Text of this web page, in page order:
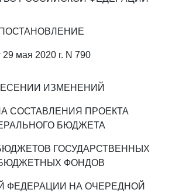
ПОСТАНОВЛЕНИЕ
29 мая 2020 г. N 790
ИЗМЕНЕНИЙ
СОСТАВЛЕНИЯ ПРОЕКТА
БЮДЖЕТА
ГОСУДАРСТВЕННЫХ
ФОНДОВ
ФЕДЕРАЦИИ НА ОЧЕРЕДНОЙ